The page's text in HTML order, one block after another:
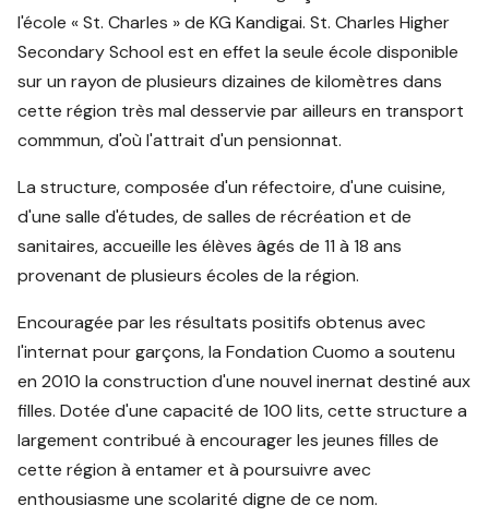
l'école « St. Charles » de KG Kandigai. St. Charles Higher
Secondary School est en effet la seule école disponible
sur un rayon de plusieurs dizaines de kilomètres dans
cette région très mal desservie par ailleurs en transport
commmun, d'où l'attrait d'un pensionnat.
La structure, composée d'un réfectoire, d'une cuisine,
d'une salle d'études, de salles de récréation et de
sanitaires, accueille les élèves âgés de 11 à 18 ans
provenant de plusieurs écoles de la région.
Encouragée par les résultats positifs obtenus avec
l'internat pour garçons, la Fondation Cuomo a soutenu
en 2010 la construction d'une nouvel inernat destiné aux
filles. Dotée d'une capacité de 100 lits, cette structure a
largement contribué à encourager les jeunes filles de
cette région à entamer et à poursuivre avec
enthousiasme une scolarité digne de ce nom.